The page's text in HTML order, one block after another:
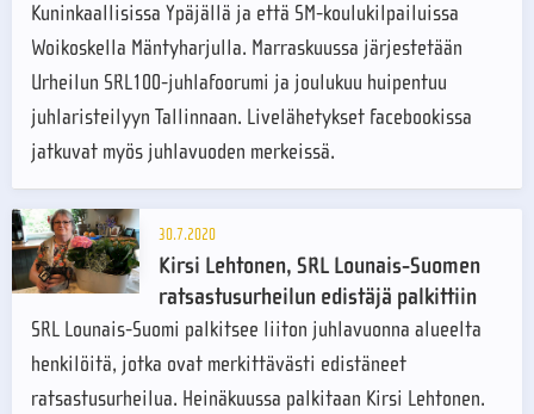
Kuninkaallisissa Ypäjällä ja että SM-koulukilpailuissa
Woikoskella Mäntyharjulla. Marraskuussa järjestetään
Urheilun SRL100-juhlafoorumi ja joulukuu huipentuu
juhlaristeilyyn Tallinnaan. Livelähetykset facebookissa
jatkuvat myös juhlavuoden merkeissä.
30.7.2020
Kirsi Lehtonen, SRL Lounais-Suomen
ratsastusurheilun edistäjä palkittiin
SRL Lounais-Suomi palkitsee liiton juhlavuonna alueelta
henkilöitä, jotka ovat merkittävästi edistäneet
ratsastusurheilua. Heinäkuussa palkitaan Kirsi Lehtonen.